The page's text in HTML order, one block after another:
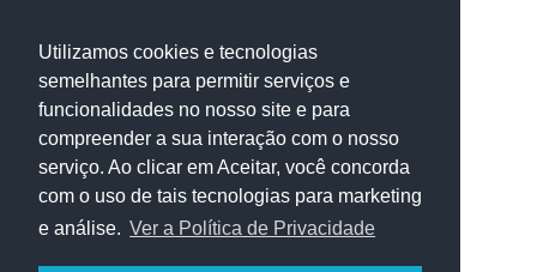
Utilizamos cookies e tecnologias
semelhantes para permitir serviços e
funcionalidades no nosso site e para
compreender a sua interação com o nosso
serviço. Ao clicar em Aceitar, você concorda
com o uso de tais tecnologias para marketing
e análise. Ver a Política de Privacidade